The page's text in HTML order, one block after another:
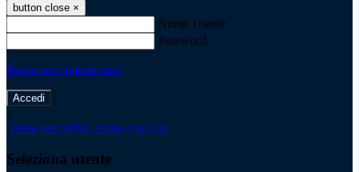
button close ×
Nome Utente
Password
Password dimenticata?
-
Entra con SPID Entra con CIE
Seleziona utente